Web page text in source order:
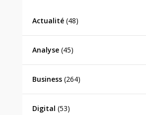
Actualité(48)
Analyse(45)
Business(264)
Digital (53)